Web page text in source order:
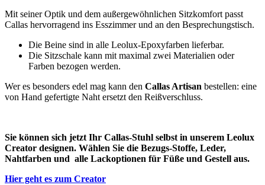
Mit seiner Optik und dem außergewöhnlichen Sitzkomfort passt
Callas hervorragend ins Esszimmer und an den Besprechungstisch.
Die Beine sind in alle Leolux-Epoxyfarben lieferbar.
Die Sitzschale kann mit maximal zwei Materialien oder
Farben bezogen werden.
Wer es besonders edel mag kann den Callas Artisan bestellen: eine
von Hand gefertigte Naht ersetzt den Reißverschluss.
Sie können sich jetzt Ihr Callas-Stuhl selbst in unserem Leolux
Creator designen. Wählen Sie die Bezugs-Stoffe, Leder,
Nahtfarben und alle Lackoptionen für Füße und Gestell aus.
Hier geht es zum Creator